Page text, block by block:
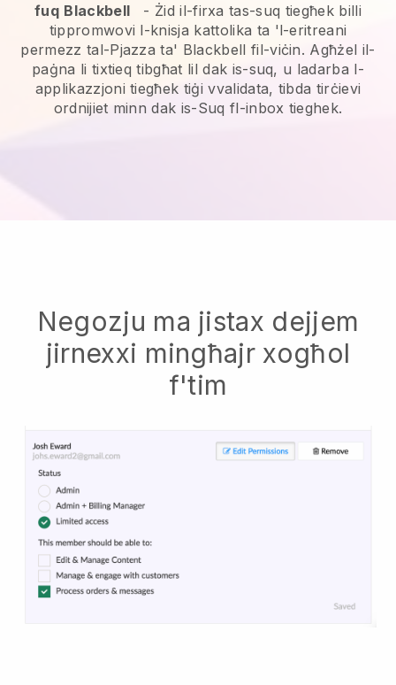
fuq Blackbell - Żid il-firxa tas-suq tiegħek billi
tippromwovi l-knisja kattolika ta 'l-eritreani
permezz tal-Pjazza ta' Blackbell fil-viċin. Agħżel il-
paġna li tixtieq tibgħat lil dak is-suq, u ladarba l-
applikazzjoni tiegħek tiġi vvalidata, tibda tirċievi
ordnijiet minn dak is-Suq fl-inbox tieghek.
Negozju ma jistax dejjem
jirnexxi mingħajr xogħol
f'tim